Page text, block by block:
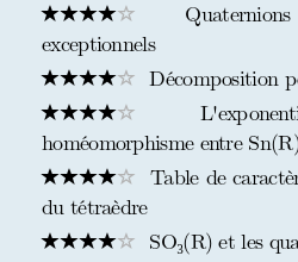
exceptionnels
Décomposition
homéomorphisme entre
Table de
du tétraèdre
SO₃(R) et les